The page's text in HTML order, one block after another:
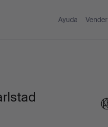
Ayuda Vender